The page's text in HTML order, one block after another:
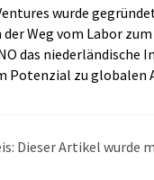
wurde
der Weg vom Labor
das niederländische
Potenzial zu globalen
Dieser Artikel wurde